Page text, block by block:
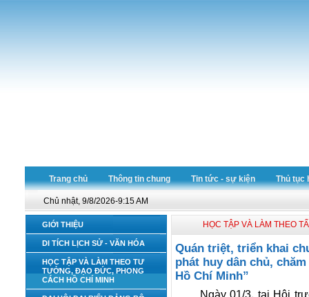
Trang chủ Thông tin chung Tin tức - sự kiện Thủ tục
Chủ nhật, 9/8/2026-9:15 AM
GIỚI THIỆU
DI TÍCH LỊCH SỬ - VĂN HÓA
HỌC TẬP VÀ LÀM THEO TƯ
TƯỞNG, ĐẠO ĐỨC, PHONG
CÁCH HỒ CHÍ MINH
HỌC TẬP VÀ LÀM THEO
Quán triệt, triển khai
phát huy dân chủ,
Hồ Chí Minh”
Ngày 01/3, tại Hội